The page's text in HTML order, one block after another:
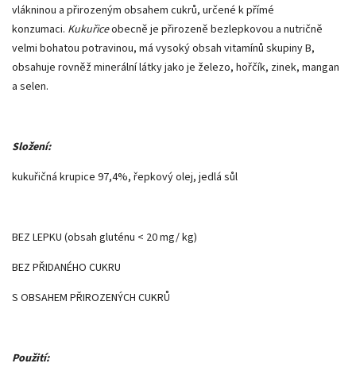
vlákninou a přirozeným obsahem cukrů, určené k přímé
konzumaci. Kukuřiceobecně je přirozeně bezlepkovou a nutričně
velmi bohatou potravinou, má vysoký obsah vitamínů skupiny B,
obsahuje rovněž minerální látky jako je železo, hořčík, zinek, mangan
a selen.
Složení:
kukuřičná krupice 97,4%, řepkový olej, jedlá sůl
BEZ LEPKU (obsah gluténu < 20 mg/ kg)
BEZ PŘIDANÉHO CUKRU
S OBSAHEM PŘIROZENÝCH CUKRŮ
Použití: